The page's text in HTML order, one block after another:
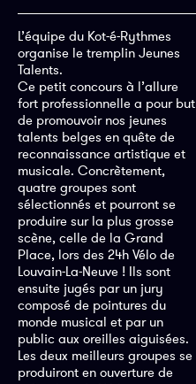
L’équipe du Kot-é-Rythmes
organise le tremplin Jeunes
Talents.
Ce petit concours à l’allure
fort professionnelle a pour but
de promouvoir nos jeunes
talents belges en quête de
reconnaissance artistique et
musicale. Concrètement,
quatre groupes sont
sélectionnés et pourront se
produire sur la plus grosse
scène, celle de la Grand
Place, lors des 24h Vélo de
Louvain-La-Neuve ! Ils sont
ensuite jugés par un jury
composé de pointures du
monde musical et par un
public aux oreilles aiguisées.
Les deux meilleurs groupes se
produiront en ouverture de